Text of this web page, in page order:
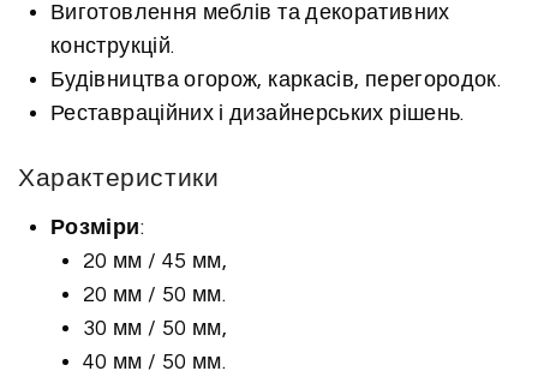
Виготовлення меблів та декоративних
конструкцій.
Будівництва огорож, каркасів, перегородок.
Реставраційних і дизайнерських рішень.
Характеристики
Розміри:
20 мм / 45 мм,
20 мм / 50 мм.
30 мм / 50 мм,
40 мм / 50 мм.